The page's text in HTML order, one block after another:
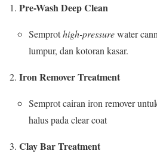
Pre-Wash Deep Clean
Semprothigh-pressurewater
lumpur, dan kotoran kasar.
Iron Remover Treatment
Semprot cairan iron remover
halus pada clear coat
Clay Bar Treatment